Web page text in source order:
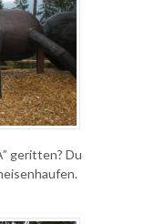
geritten? Du